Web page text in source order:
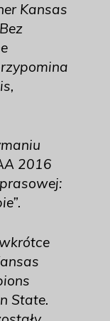
Kansas
2016
State.